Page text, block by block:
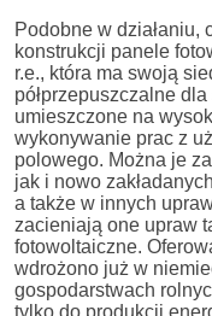
Podobne w działaniu,
konstrukcji panele
r.e., która ma swoją
półprzepuszczalne
umieszczone na
wykonywanie prac z
polowego. Można je
jak i nowo
a także w innych
zacieniają one upraw
fotowoltaiczne.
wdrożono już w
gospodarstwach
tylko do produkcji